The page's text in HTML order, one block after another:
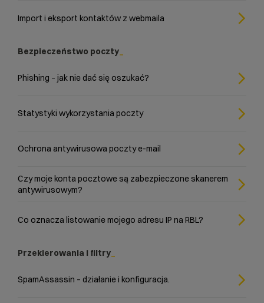
Import i eksport kontaktów z webmaila
Bezpieczeństwo poczty
Phishing – jak nie dać się oszukać?
Statystyki wykorzystania poczty
Ochrona antywirusowa poczty e-mail
Czy moje konta pocztowe są zabezpieczone skanerem
antywirusowym?
Co oznacza listowanie mojego adresu IP na RBL?
Przekierowania i filtry
SpamAssassin – działanie i konfiguracja.